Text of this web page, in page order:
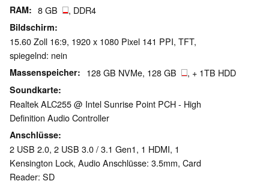
RAM 8 GB , DDR4
Bildschirm
15.60 Zoll 16:9, 1920 x 1080 Pixel 141 PPI, TFT,
spiegelnd: nein
Massenspeicher 128 GB NVMe, 128 GB , + 1TB HDD
Soundkarte
Realtek ALC255 @ Intel Sunrise Point PCH - High
Definition Audio Controller
Anschlüsse
2 USB 2.0, 2 USB 3.0 / 3.1 Gen1, 1 HDMI, 1
Kensington Lock, Audio Anschlüsse: 3.5mm, Card
Reader: SD